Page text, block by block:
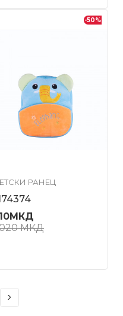
-50%
РАНЕЦ
МКД
МКД